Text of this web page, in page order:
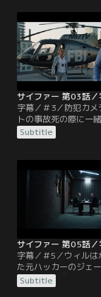
解読者ウィルに依頼
た。ところが、倉庫
まれた爆弾によって
てしまう。しかし、
暗号を写真で撮って
いくと…。
サイファー 第03話／
字幕／＃3／防犯カメ
トの事故死の際に一
ィルだと判明する。
れた妻リアの元を訪
際にクレアもそこに
クレアは暗殺リスト
たのはクレアの父だ
ルに告白する。その
物がリアの家を訪れ
Subtitle
サイファー 第05話／
字幕／＃5／ウィルは
た元ハッカーのジェ
暗号解読に成功した5
べるように依頼する
Subtitle